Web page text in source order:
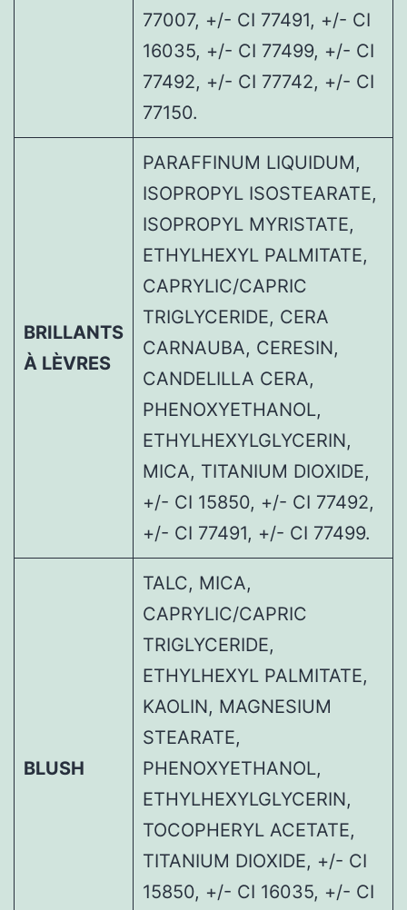
77007, +/- CI 77491, +/- CI
16035, +/- CI 77499, +/- CI
77492, +/- CI 77742, +/- CI
77150.
BRILLANTS
À LÈVRES
PARAFFINUM LIQUIDUM,
ISOPROPYL ISOSTEARATE,
ISOPROPYL MYRISTATE,
ETHYLHEXYL PALMITATE,
CAPRYLIC/CAPRIC
TRIGLYCERIDE, CERA
CARNAUBA, CERESIN,
CANDELILLA CERA,
PHENOXYETHANOL,
ETHYLHEXYLGLYCERIN,
MICA, TITANIUM DIOXIDE,
+/- CI 15850, +/- CI 77492,
+/- CI 77491, +/- CI 77499.
BLUSH
TALC, MICA,
CAPRYLIC/CAPRIC
TRIGLYCERIDE,
ETHYLHEXYL PALMITATE,
KAOLIN, MAGNESIUM
STEARATE,
PHENOXYETHANOL,
ETHYLHEXYLGLYCERIN,
TOCOPHERYL ACETATE,
TITANIUM DIOXIDE, +/- CI
15850, +/- CI 16035, +/- CI